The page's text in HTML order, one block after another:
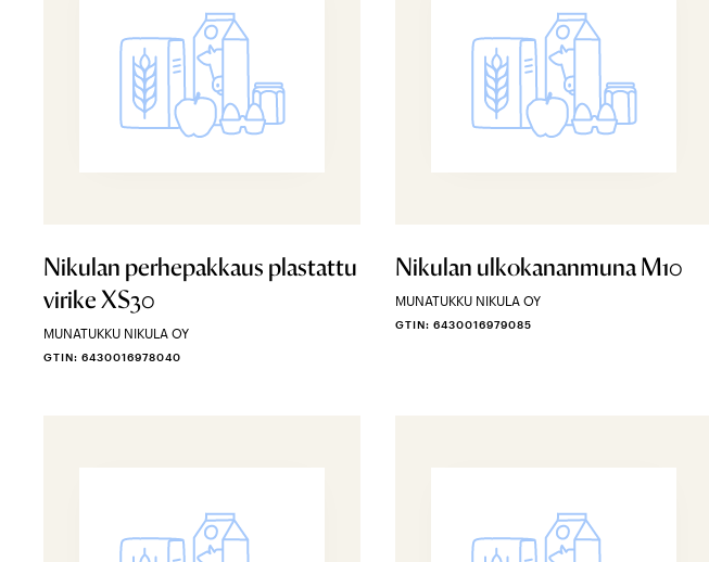
Nikulan perhepakkaus plastattu
virike XS30
MUNATUKKU NIKULA OY
GTIN: 6430016978040
Nikulan ulkokananmuna M10
MUNATUKKU NIKULA OY
GTIN: 6430016979085